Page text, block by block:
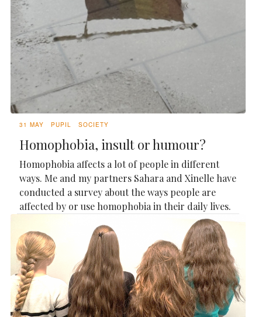
31 MAY PUPIL SOCIETY
Homophobia, insult or humour?
Homophobia affects a lot of people in different
ways. Me and my partners Sahara and Xinelle have
conducted a survey about the ways people are
affected by or use homophobia in their daily lives.